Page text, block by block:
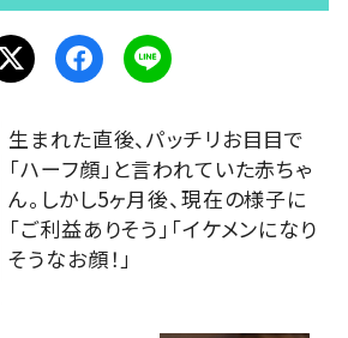
生まれた直後、パッチリお目目で
「ハーフ顔」と言われていた赤ちゃ
ん。しかし5ヶ月後、現在の様子に
「ご利益ありそう」「イケメンになり
そうなお顔！」